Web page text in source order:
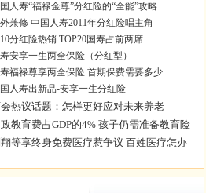
人寿“福禄金尊”分红险的“全能”攻略
兼修 中国人寿2011年分红险唱主角
分红险热销 TOP20国寿占前两席
安享一生两全保险（分红型）
福禄尊享两全保险 首期保费需要多少
人寿出新品-安享一生分红险